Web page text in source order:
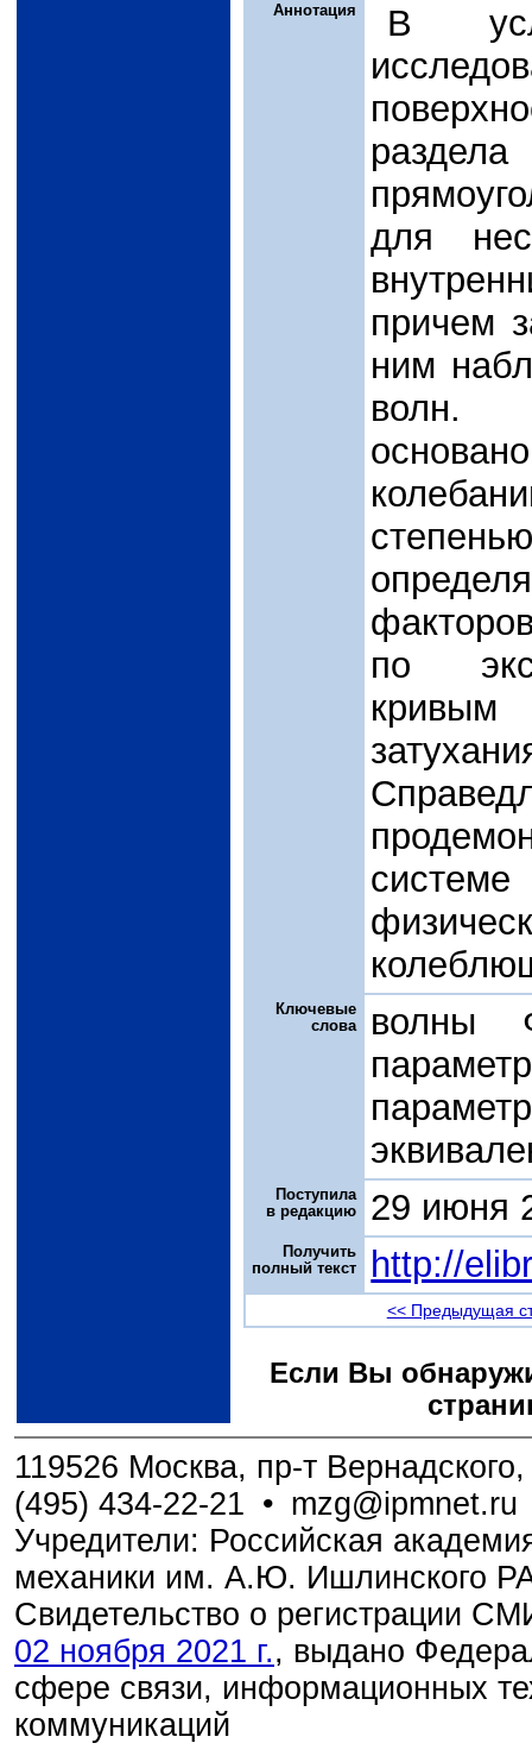
Аннотация
В
для
причем
ним
волн.
по
кривым
Ключевые
слова
волны
Поступила
в редакцию
29 июня
Получить
полный текст
http://
<< Предыдущая
Если Вы
119526 Москва, пр-т
(495) 434-22-21 • mzg@ipmnet.ru
Учредители: Российская
механики им. А.Ю. Ишлинского
Свидетельство о регистрации
02 ноября 2021 г., выдано
сфере связи, информационных
коммуникаций